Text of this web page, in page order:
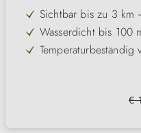
Sichtbar bis zu 3 km
Sicherheit auch bei
Nebel
Wasserdicht bis 100
zuverlässig selbst bei
Schwimmen
Temperaturbeständig
Stunden – sparsam€